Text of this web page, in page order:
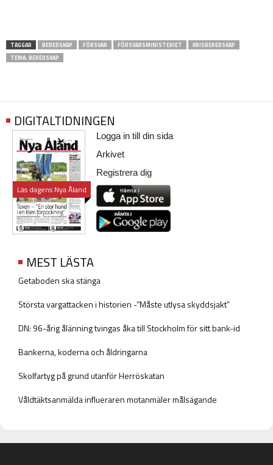
TAGGAR BEREDSKAP FÖRSVAR FÖRSVARSMINISTERIET
KRISBEREDSKAP
TEMA: BEREDSKAP
DIGITALTIDNINGEN
Läs dagens Nya Åland
Logga in till din sida
Arkivet
Registrera dig
MEST LÄSTA
Getaboden ska stänga
Största vargattacken i historien -”Måste utlysa skyddsjakt”
DN: 96-årig ålänning tvingas åka till Stockholm för sitt bank-id
Bankerna, koderna och åldringarna
Skolfartyg på grund utanför Herröskatan
Våldtäktsanmälda influeraren motanmäler målsägande